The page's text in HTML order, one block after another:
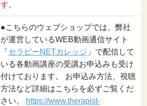
す。
●こちらのウェブショップでは、弊社
が運営しているWEB動画通信サイト
「 セラピーNETカレッジ 」で配信して
いる各動画講座の受講お申込みも受け
付けております。 お申込み方法、視聴
方法など詳細はこちらを必ずご覧くだ
さい。
https://www.therapist-